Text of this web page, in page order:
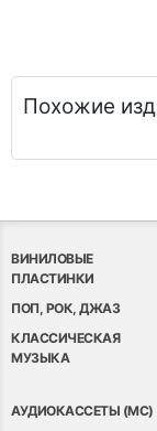
Похожие
ВИНИЛОВЫЕ
ПЛАСТИНКИ
ПОП, РОК, ДЖАЗ
КЛАССИЧЕСКАЯ
МУЗЫКА
АУДИОКАССЕТЫ (MC)